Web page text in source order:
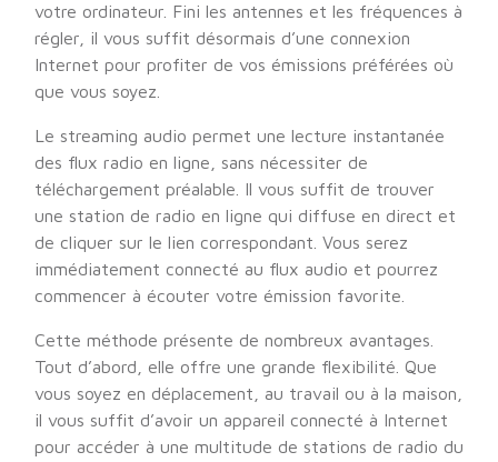
votre ordinateur. Fini les antennes et les fréquences à
régler, il vous suffit désormais d’une connexion
Internet pour profiter de vos émissions préférées où
que vous soyez.
Le streaming audio permet une lecture instantanée
des flux radio en ligne, sans nécessiter de
téléchargement préalable. Il vous suffit de trouver
une station de radio en ligne qui diffuse en direct et
de cliquer sur le lien correspondant. Vous serez
immédiatement connecté au flux audio et pourrez
commencer à écouter votre émission favorite.
Cette méthode présente de nombreux avantages.
Tout d’abord, elle offre une grande flexibilité. Que
vous soyez en déplacement, au travail ou à la maison,
il vous suffit d’avoir un appareil connecté à Internet
pour accéder à une multitude de stations de radio du